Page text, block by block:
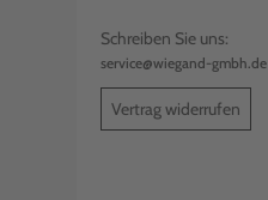
Schreiben Sie uns:
service@wiegand-gmbh.de
Vertrag widerrufen